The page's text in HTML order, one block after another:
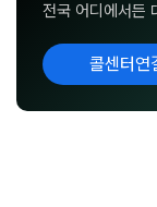
전국 어디에서든
콜센터연